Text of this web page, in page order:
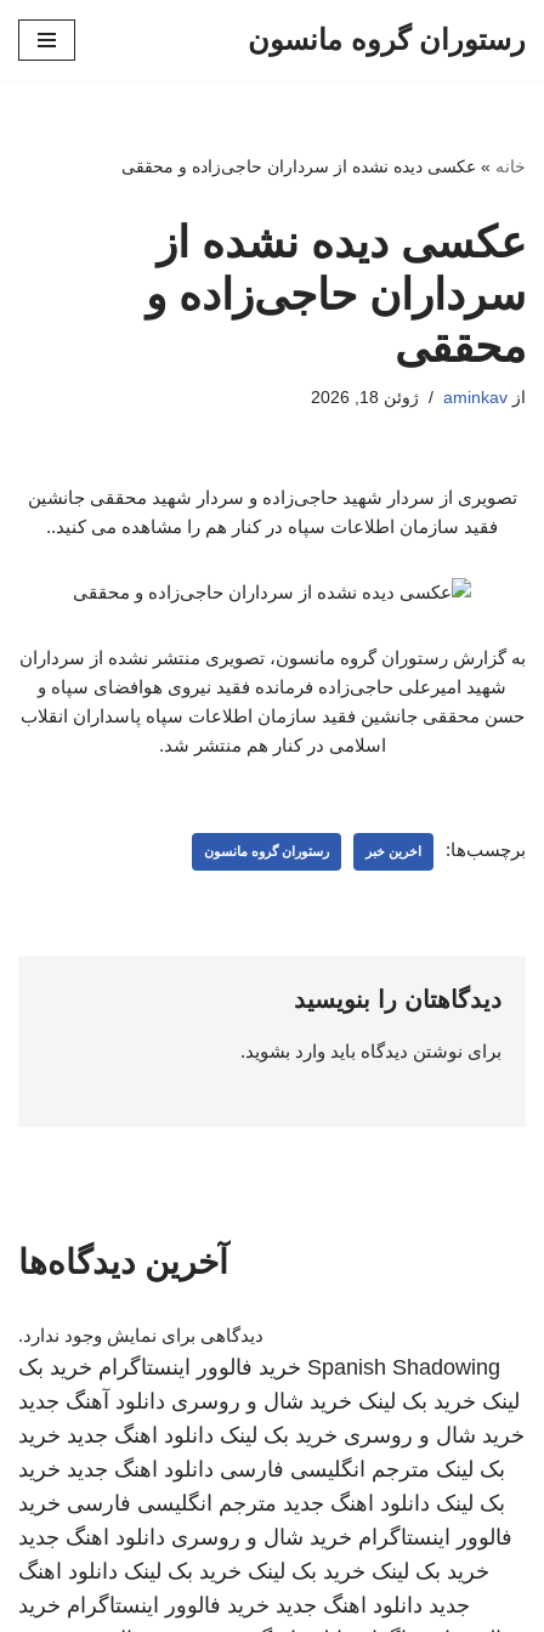
رستوران گروه مانسون
خانه » عکسی دیده نشده از سرداران حاجی‌زاده و محققی
عکسی دیده نشده از
سرداران حاجی‌زاده و
محققی
از aminkav ژوئن 18, 2026
تصویری از سردار شهید حاجی‌زاده و سردار شهید محققی جانشین
فقید سازمان اطلاعات سپاه در کنار هم را مشاهده می کنید..
به گزارش رستوران گروه مانسون،‌ تصویری منتشر نشده از سرداران
شهید امیرعلی حاجی‌زاده فرمانده فقید نیروی هوافضای سپاه و
حسن محققی جانشین فقید سازمان اطلاعات سپاه پاسداران انقلاب
اسلامی در کنار هم منتشر شد.
برچسب‌ها: اخرین خبر رستوران گروه مانسون
دیدگاهتان را بنویسید
برای نوشتن دیدگاه باید وارد بشوید.
آخرین دیدگاه‌ها
دیدگاهی برای نمایش وجود ندارد.
Spanish Shadowing خرید فالوور اینستاگرام خرید بک
لینک خرید بک لینک خرید شال و روسری دانلود آهنگ جدید
خرید شال و روسری خرید بک لینک دانلود اهنگ جدید خرید
بک لینک مترجم انگلیسی فارسی دانلود اهنگ جدید خرید
بک لینک دانلود اهنگ جدید مترجم انگلیسی فارسی خرید
فالوور اینستاگرام خرید شال و روسری دانلود اهنگ جدید
خرید بک لینک خرید بک لینک خرید بک لینک دانلود اهنگ
جدید دانلود اهنگ جدید خرید فالوور اینستاگرام خرید